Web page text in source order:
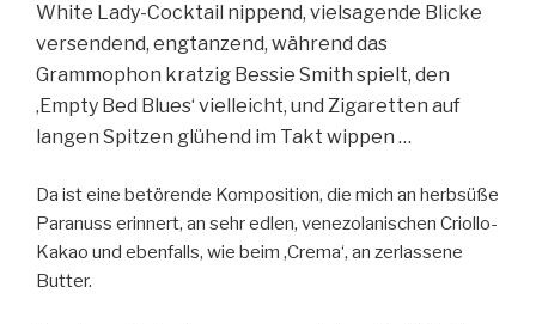
White Lady-Cocktail nippend, vielsagende Blicke
versendend, engtanzend, während das
Grammophon kratzig Bessie Smith spielt, den
‚Empty Bed Blues‘ vielleicht, und Zigaretten auf
langen Spitzen glühend im Takt wippen …
Da ist eine betörende Komposition, die mich an herbsüße
Paranuss erinnert, an sehr edlen, venezolanischen Criollo-
Kakao und ebenfalls, wie beim ‚Crema‘, an zerlassene
Butter.